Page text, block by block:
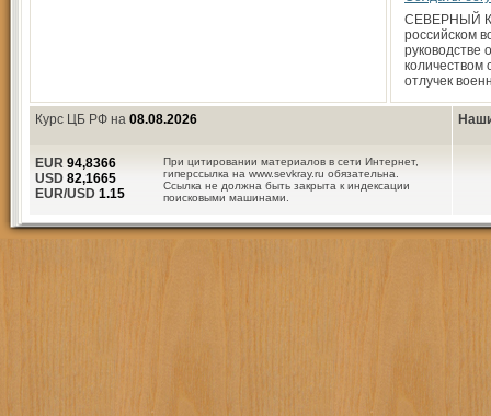
СЕВЕРНЫЙ
российском
руководстве
количеством
отлучек
Курс ЦБ РФ на 08.08.2026
При цитировании материалов в сети Интернет,
гиперссылка на www.sevkray.ru обязательна.
Ссылка не должна быть закрыта к индексации
поисковыми машинами.
EUR 94,8366
USD 82,1665
EUR/USD 1.15